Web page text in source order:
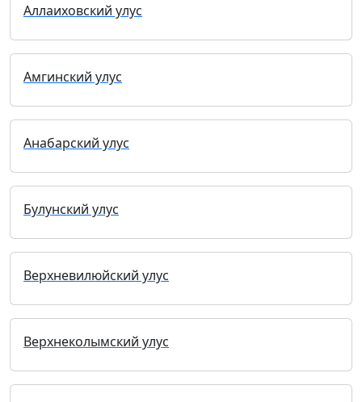
Аллаиховский улус
Амгинский улус
Анабарский улус
Булунский улус
Верхневилюйский улус
Верхнеколымский улус